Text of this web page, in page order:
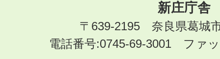
新庄庁舎
〒639-2195 奈良県葛城
電話番号:0745-69-3001 ファ